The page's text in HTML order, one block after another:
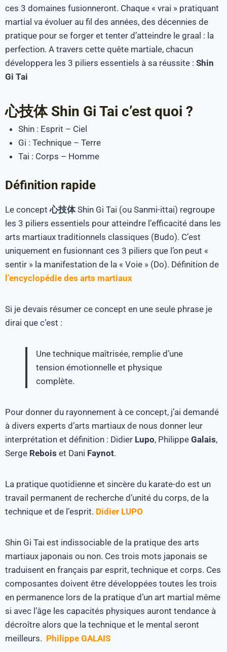
ces 3 domaines fusionneront. Chaque « vrai » pratiquant
martial va évoluer au fil des années, des décennies de
pratique pour se forger et tenter d’atteindre le graal : la
perfection. A travers cette quête martiale, chacun
développera les 3 piliers essentiels à sa réussite : Shin
Gi Tai
心技体Shin Gi Tai c’est quoi ?
Shin : Esprit – Ciel
Gi : Technique – Terre
Tai : Corps – Homme
Définition rapide
Le concept心技体Shin Gi Tai (ou Sanmi-ittai) regroupe
les 3 piliers essentiels pour atteindre l’efficacité dans les
arts martiaux traditionnels classiques (Budo). C’est
uniquement en fusionnant ces 3 piliers que l’on peut «
sentir » la manifestation de la « Voie » (Do). Définition de
l’encyclopédie des arts martiaux
Si je devais résumer ce concept en une seule phrase je
dirai que c’est :
Une technique maîtrisée, remplie d’une
tension émotionnelle et physique
complète.
Pour donner du rayonnement à ce concept, j’ai demandé
à divers experts d’arts martiaux de nous donner leur
interprétation et définition : Didier Lupo, Philippe Galais,
Serge Rebois et Dani Faynot.
La pratique quotidienne et sincère du karate-do est un
travail permanent de recherche d’unité du corps, de la
technique et de l’esprit. Didier LUPO
Shin Gi Tai est indissociable de la pratique des arts
martiaux japonais ou non. Ces trois mots japonais se
traduisent en français par esprit, technique et corps. Ces
composantes doivent être développées toutes les trois
en permanence lors de la pratique d’un art martial même
si avec l’âge les capacités physiques auront tendance à
décroître alors que la technique et le mental seront
meilleurs. Philippe GALAIS